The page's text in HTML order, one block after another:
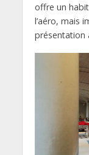
offre un
l’aéro, mais
présentation